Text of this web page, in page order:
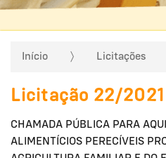
Início Licitações
Licitação 22/2021
CHAMADA PÚBLICA PARA
ALIMENTÍCIOS PERECÍVEIS